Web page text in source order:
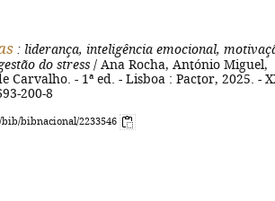
: liderança, inteligência emocional,
do stress / Ana Rocha, António Miguel,
Carvalho. - 1ª ed. - Lisboa : Pactor, 2025. -
200-8
bibnacional/2233546